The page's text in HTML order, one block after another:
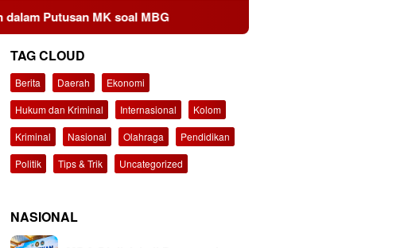
MK soal MBG
TAG CLOUD
Berita Daerah
Ekonomi
Hukum dan Kriminal
Internasional
Kolom
Kriminal
Nasional Olahraga
Pendidikan
Politik
Tips & Trik Uncategorized
NASIONAL